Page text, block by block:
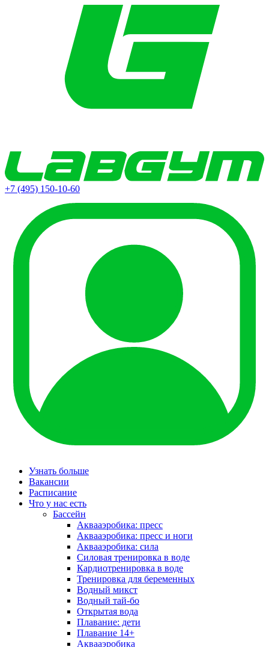
+7 (495) 150-10-60
Узнать больше
Вакансии
Расписание
Что у нас есть
Бассейн
Аквааэробика: пресс
Аквааэробика: пресс и ноги
Аквааэробика: сила
Силовая тренировка в воде
Кардиотренировка в воде
Тренировка для беременных
Водный микст
Водный тай-бо
Открытая вода
Плавание: дети
Плавание 14+
Аквааэробика